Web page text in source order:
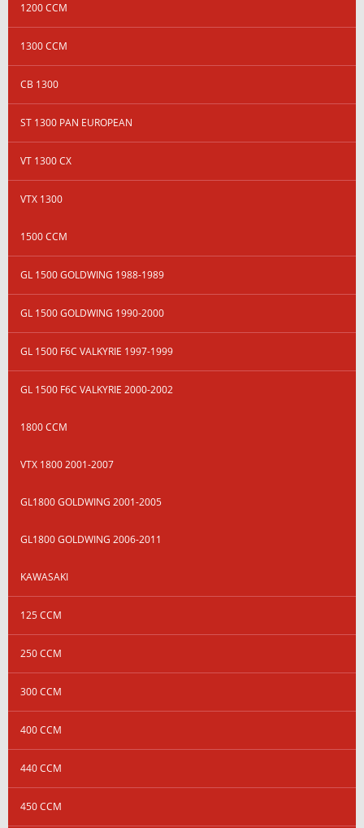
1200 CCM
1300 CCM
CB 1300
ST 1300 PAN EUROPEAN
VT 1300 CX
VTX 1300
1500 CCM
GL 1500 GOLDWING 1988-1989
GL 1500 GOLDWING 1990-2000
GL 1500 F6C VALKYRIE 1997-1999
GL 1500 F6C VALKYRIE 2000-2002
1800 CCM
VTX 1800 2001-2007
GL1800 GOLDWING 2001-2005
GL1800 GOLDWING 2006-2011
KAWASAKI
125 CCM
250 CCM
300 CCM
400 CCM
440 CCM
450 CCM